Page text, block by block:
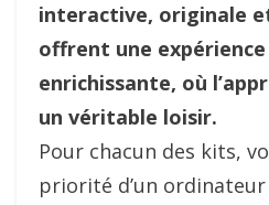
interactive, originale
offrent une
enrichissante, où
un véritable loisir.
Pour chacun des kits,
priorité d’un